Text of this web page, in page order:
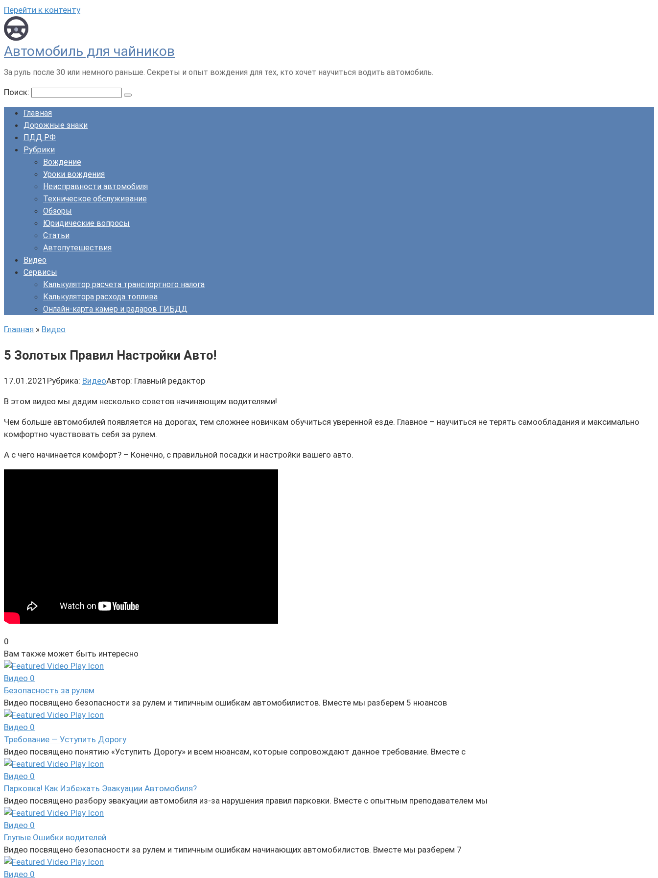
Перейти к контенту
Автомобиль для чайников
За руль после 30 или немного раньше. Секреты и опыт вождения для тех, кто хочет научиться водить автомобиль.
Поиск:
Главная
Дорожные знаки
ПДД РФ
Рубрики
Вождение
Уроки вождения
Неисправности автомобиля
Техническое обслуживание
Обзоры
Юридические вопросы
Статьи
Автопутешествия
Видео
Сервисы
Калькулятор расчета транспортного налога
Калькулятора расхода топлива
Онлайн-карта камер и радаров ГИБДД
Главная » Видео
5 Золотых Правил Настройки Авто!
17.01.2021 Рубрика: ВидеоАвтор: Главный редактор
В этом видео мы дадим несколько советов начинающим водителями!
Чем больше автомобилей появляется на дорогах, тем сложнее новичкам обучиться уверенной езде. Главное – научиться не терять самообладания и максимально
комфортно чувствовать себя за рулем.
А с чего начинается комфорт? – Конечно, с правильной посадки и настройки вашего авто.
0
Вам также может быть интересно
Видео 0
Безопасность за рулем
Видео посвящено безопасности за рулем и типичным ошибкам автомобилистов. Вместе мы разберем 5 нюансов
Видео 0
Требование — Уступить Дорогу
Видео посвящено понятию «Уступить Дорогу» и всем нюансам, которые сопровождают данное требование. Вместе с
Видео 0
Парковка! Как Избежать Эвакуации Автомобиля?
Видео посвящено разбору эвакуации автомобиля из-за нарушения правил парковки. Вместе с опытным преподавателем мы
Видео 0
Глупые Ошибки водителей
Видео посвящено безопасности за рулем и типичным ошибкам начинающих автомобилистов. Вместе мы разберем 7
Видео 0